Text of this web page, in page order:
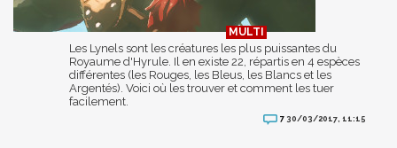
Les Lynels sont les créatures les plus puissantes du
Royaume d'Hyrule. Il en existe 22, répartis en 4 espèces
différentes (les Rouges, les Bleus, les Blancs et les
Argentés). Voici où les trouver et comment les tuer
facilement.
7 30/03/2017, 11:15